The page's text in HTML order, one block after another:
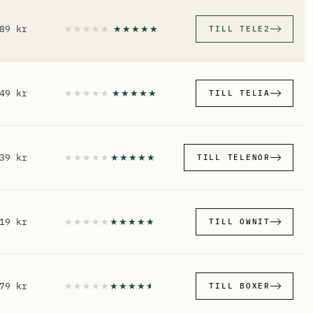
kr TILL TELE2
kr TILL TELIA
kr TILL TELENOR
kr TILL OWNIT
kr TILL BOXER